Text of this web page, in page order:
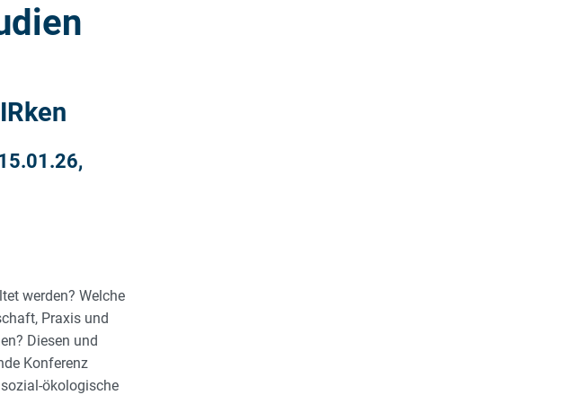
,
werden? Welche
Praxis und
Diesen und
Konferenz
ökologische